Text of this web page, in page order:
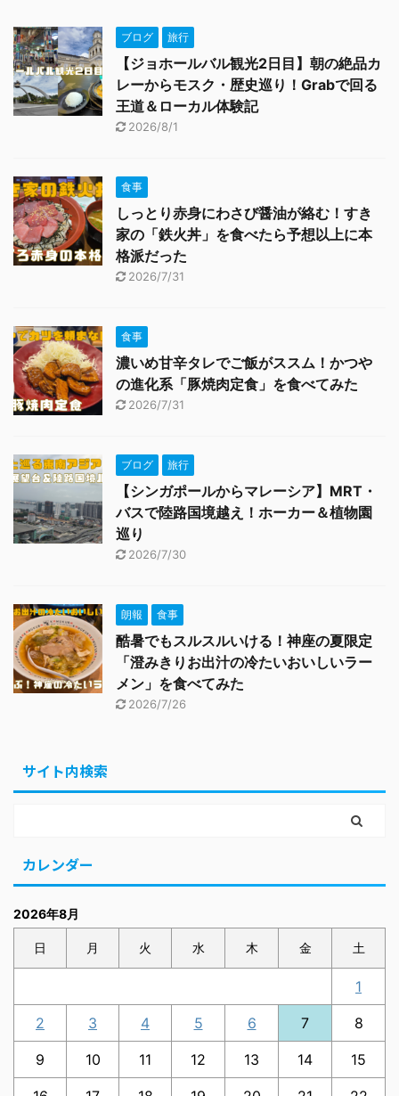
ブログ 旅行
【ジョホールバル観光2日目】朝の絶品カ
レーからモスク・歴史巡り！Grabで回る
王道＆ローカル体験記
2026/8/1
食事
しっとり赤身にわさび醤油が絡む！すき
家の「鉄火丼」を食べたら予想以上に本
格派だった
2026/7/31
食事
濃いめ甘辛タレでご飯がススム！かつや
の進化系「豚焼肉定食」を食べてみた
2026/7/31
ブログ 旅行
【シンガポールからマレーシア】MRT・
バスで陸路国境越え！ホーカー＆植物園
巡り
2026/7/30
朗報 食事
酷暑でもスルスルいける！神座の夏限定
「澄みきりお出汁の冷たいおいしいラー
メン」を食べてみた
2026/7/26
サイト内検索
カレンダー
2026年8月
日 月 火 水 木 金 土
1
2 3 4 5 6 7 8
9 10 11 12 13 14 15